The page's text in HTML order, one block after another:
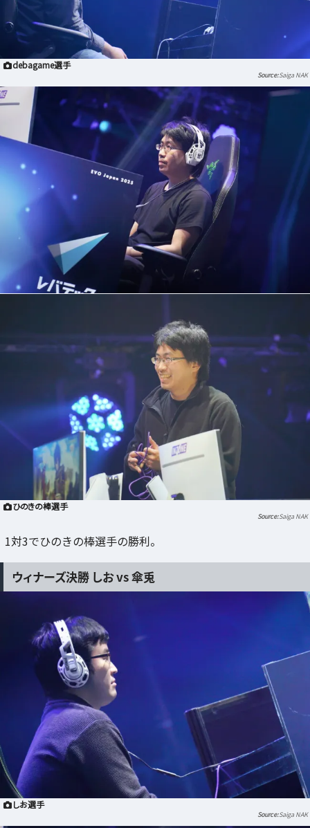
debagame選手
Saiga NAK
ひのきの棒選手
Saiga NAK
1対3でひのきの棒選手の勝利。
ウィナーズ決勝 しお vs 傘兎
しお選手
Saiga NAK